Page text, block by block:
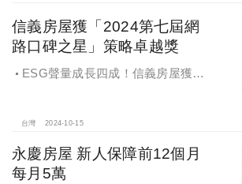
信義房屋獲「2024第七屆網
路口碑之星」策略卓越獎
ESG聲量成長四成！信義房屋獲
台灣 2024-10-15
永慶房屋 新人保障前12個月
每月5萬